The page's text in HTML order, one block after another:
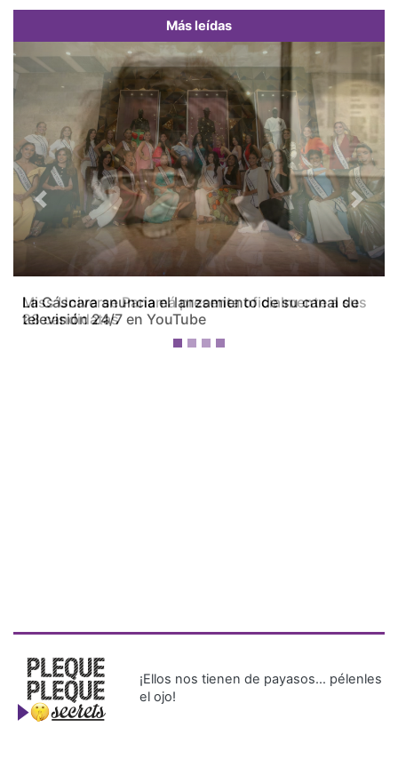
Más leídas
Miss Universe Panamá presenta oficialmente a sus
28 candidatas
Previous Next
¡Ellos nos tienen de payasos… pélenles
el ojo!